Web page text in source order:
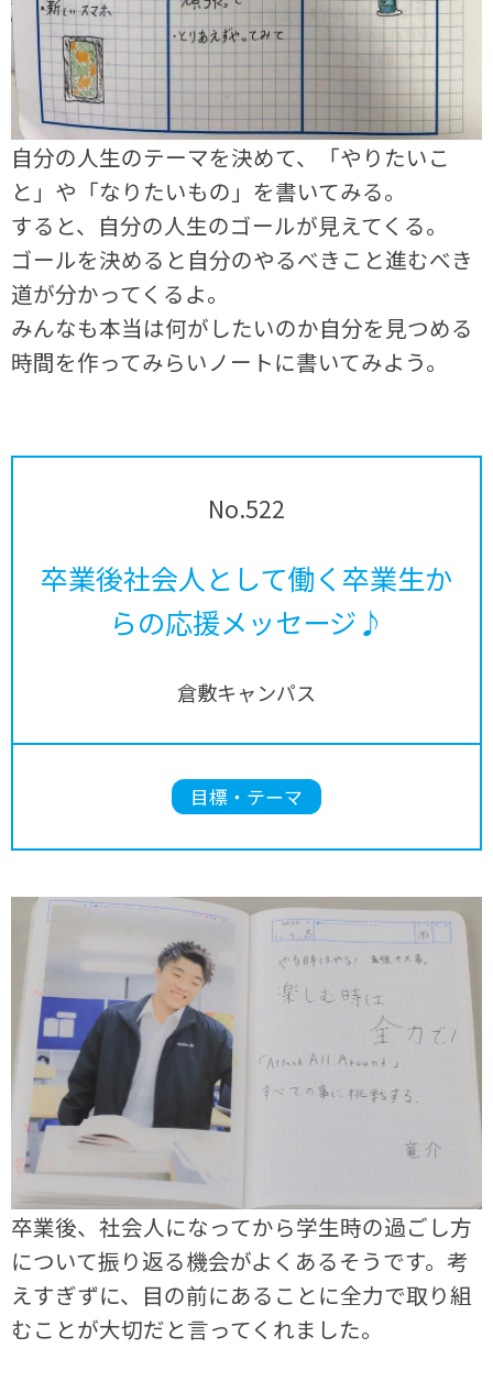
自分の人生のテーマを決めて、「やりたいこ
と」や「なりたいもの」を書いてみる。
すると、自分の人生のゴールが見えてくる。
ゴールを決めると自分のやるべきこと進むべき
道が分かってくるよ。
みんなも本当は何がしたいのか自分を見つめる
時間を作ってみらいノートに書いてみよう。
No.522
卒業後社会人として働く卒業生か
らの応援メッセージ♪
倉敷キャンパス
目標・テーマ
卒業後、社会人になってから学生時の過ごし方
について振り返る機会がよくあるそうです。考
えすぎずに、目の前にあることに全力で取り組
むことが大切だと言ってくれました。